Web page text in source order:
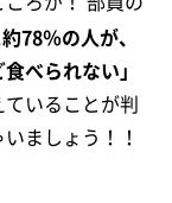
約78％の人が、
べられない」
ていることが判
ましょう！！